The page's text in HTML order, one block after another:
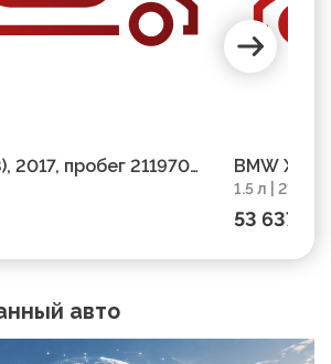
2017, пробег 211970
BMW X1 II
км
1.5 л |
53 637
авто